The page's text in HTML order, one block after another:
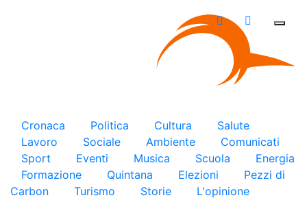
Cronaca Politica Cultura
Salute
Lavoro
Sociale Ambiente
Comunicati
Sport
Eventi Musica Scuola
Energia
Formazione
Quintana Elezioni
Pezzi di
Carbon
Turismo Storie
L'opinione